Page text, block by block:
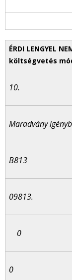
10.
Maradvány
B813
09813.
0
0